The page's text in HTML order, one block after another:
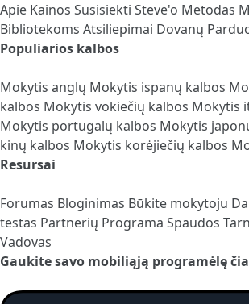
Apie Kainos Susisiekti Steve'o Metodas
Bibliotekoms Atsiliepimai Dovanų
Populiarios kalbos
Mokytis anglų Mokytis ispanų kalbos
kalbos Mokytis vokiečių kalbos Mokytis
Mokytis portugalų kalbos Mokytis
kinų kalbos Mokytis korėjiečių kalbos
Resursai
Forumas Bloginimas Būkite mokytoju
testas Partnerių Programa Spaudos
Vadovas
Gaukite savo mobiliąją programėlę